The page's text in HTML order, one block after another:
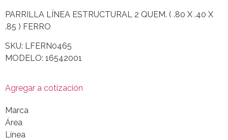
PARRILLA LÍNEA ESTRUCTURAL 2 QUEM. ( .80 X .40 X
.85 ) FERRO
SKU: LFERN0465
MODELO: 16542001
Agregar a cotización
Marca
Área
Línea